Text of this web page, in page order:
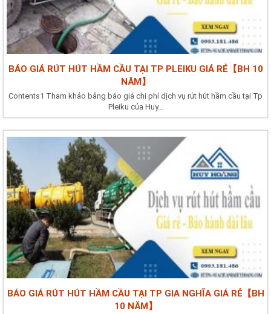
BÁO GIÁ RÚT HÚT HẦM CẦU TẠI TP PLEIKU GIÁ RẺ【BH 10
NĂM】
Contents1 Tham khảo bảng báo giá chi phí dịch vụ rút hút hầm cầu tại Tp
Pleiku của Huy...
BÁO GIÁ RÚT HÚT HẦM CẦU TẠI TP GIA NGHĨA GIÁ RẺ【BH
10 NĂM】